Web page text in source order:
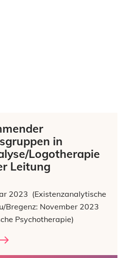
in
Logotherapie
Leitung
2023 (Existenzanalytische
Bregenz: November 2023
Psychotherapie)